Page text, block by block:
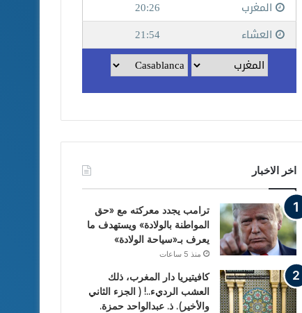
اخر الاخبار
ترامب يجدد معركته مع «حق
المواطنة بالولادة» ويستهدف ما
يعرف بـ«سياحة الولادة»
منذ 5 ساعات
كافيتيريا دار المغرب، ذلك
العشب الرديء..! ( الجزء الثاني
والأخير). ذ. عبدالواحد حمزة.